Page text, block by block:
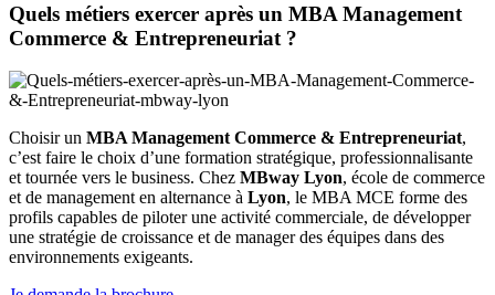
Quels métiers exercer après un MBA Management
Commerce & Entrepreneuriat ?
Choisir un MBA Management Commerce & Entrepreneuriat,
c’est faire le choix d’une formation stratégique, professionnalisante
et tournée vers le business. Chez MBway Lyon, école de commerce
et de management en alternance à Lyon, le MBA MCE forme des
profils capables de piloter une activité commerciale, de développer
une stratégie de croissance et de manager des équipes dans des
environnements exigeants.